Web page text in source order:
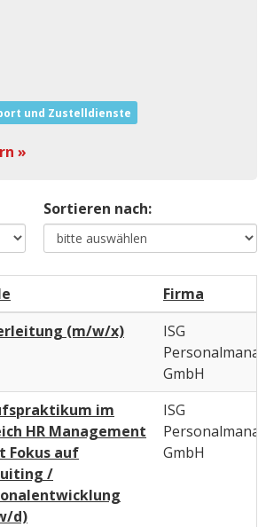
und Zustelldienste
»
Sortieren nach:
Firma
(m/w/x)
ISG
GmbH
im
HR Management
Fokus auf
/
d)
ISG
GmbH